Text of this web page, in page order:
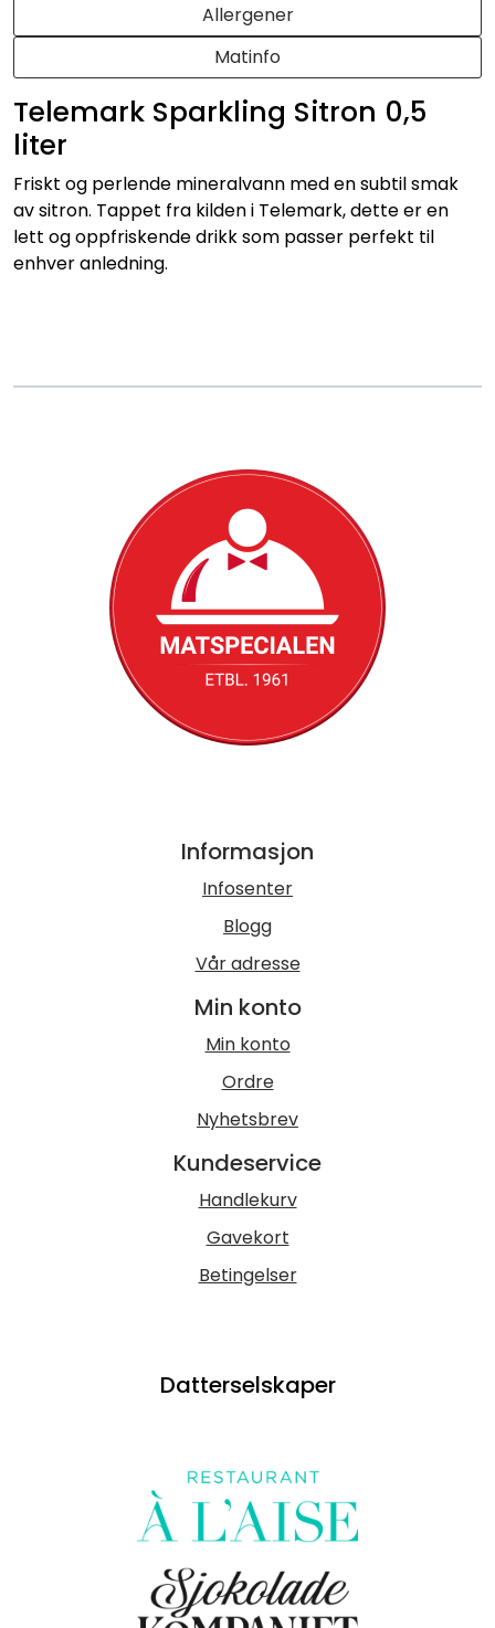
Allergener
Matinfo
Telemark Sparkling Sitron 0,5
liter
Friskt og perlende mineralvann med en subtil smak
av sitron. Tappet fra kilden i Telemark, dette er en
lett og oppfriskende drikk som passer perfekt til
enhver anledning.
Informasjon
Infosenter
Blogg
Vår adresse
Min konto
Min konto
Ordre
Nyhetsbrev
Kundeservice
Handlekurv
Gavekort
Betingelser
Datterselskaper
Påsmurt
Konditori
Tapas
Grillmat